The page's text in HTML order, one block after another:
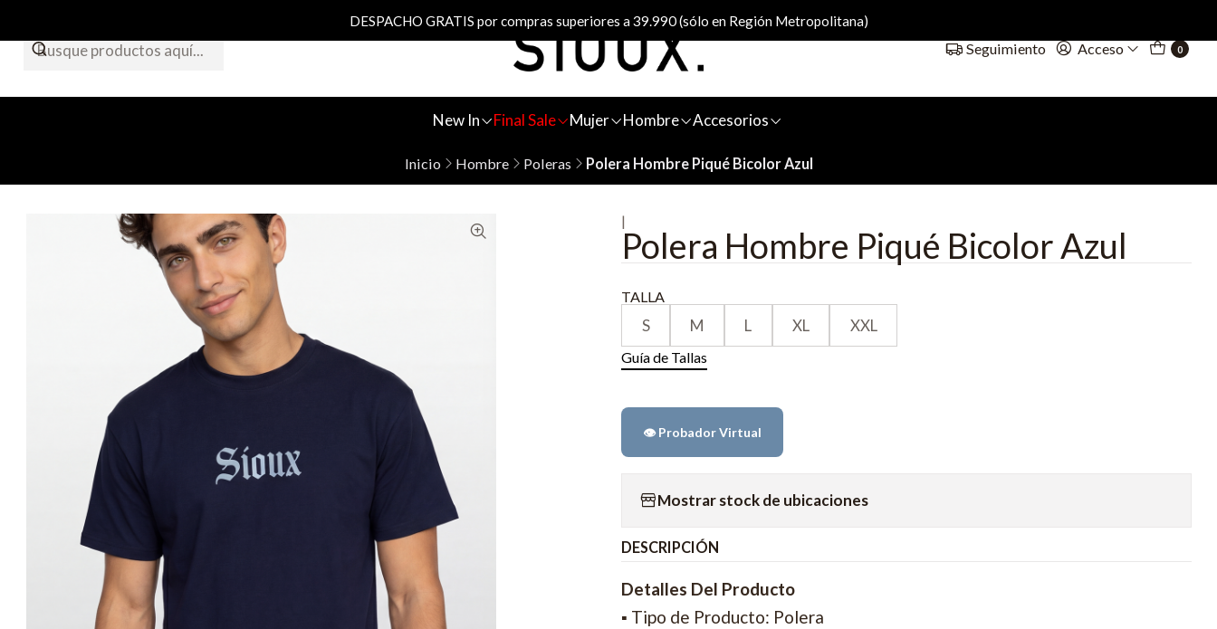
Seguimiento Acceso 0
New In Final Sale Mujer Hombre Accesorios
DESPACHO GRATIS por compras superiores a 39.990 (sólo en Región Metropolitana)
Inicio Hombre Poleras Polera Hombre Piqué Bicolor Azul
|
Polera Hombre Piqué Bicolor Azul
TALLA
S M L XL XXL
Guía de Tallas
👁️ Probador Virtual
Mostrar stock de ubicaciones
DESCRIPCIÓN
Detalles Del Producto
▪ Tipo de Producto: Polera